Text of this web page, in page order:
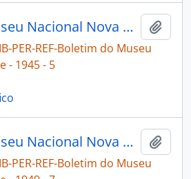
[Boletim do Museu Nacional Nova Série: Geologia]
PER-REF-Boletim do Museu
- 1945 - 5
[Boletim do Museu Nacional Nova Série: Geologia]
PER-REF-Boletim do Museu